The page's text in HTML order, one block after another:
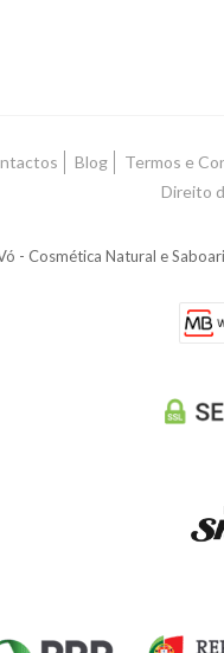
Blog Termos e
Direito
- Cosmética Natural e